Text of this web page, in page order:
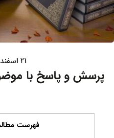
21 اسفند 1399
پرسش و پاسخ با
فهرست